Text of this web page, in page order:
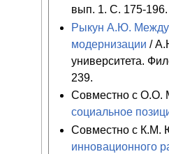
вып. 1. С. 175-196.
Рыкун А.Ю.
модернизации /
университета.
239.
Совместно с
социальное
Совместно с
инновационного